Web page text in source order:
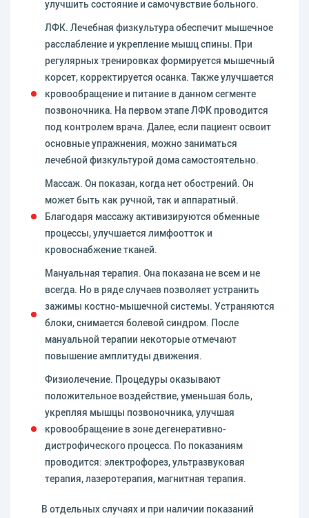
улучшить состояние и самочувствие больного.
ЛФК. Лечебная физкультура обеспечит мышечное
расслабление и укрепление мышц спины. При
регулярных тренировках формируется мышечный
корсет, корректируется осанка. Также улучшается
кровообращение и питание в данном сегменте
позвоночника. На первом этапе ЛФК проводится
под контролем врача. Далее, если пациент освоит
основные упражнения, можно заниматься
лечебной физкультурой дома самостоятельно.
Массаж. Он показан, когда нет обострений. Он
может быть как ручной, так и аппаратный.
Благодаря массажу активизируются обменные
процессы, улучшается лимфоотток и
кровоснабжение тканей.
Мануальная терапия. Она показана не всем и не
всегда. Но в ряде случаев позволяет устранить
зажимы костно-мышечной системы. Устраняются
блоки, снимается болевой синдром. После
мануальной терапии некоторые отмечают
повышение амплитуды движения.
Физиолечение. Процедуры оказывают
положительное воздействие, уменьшая боль,
укрепляя мышцы позвоночника, улучшая
кровообращение в зоне дегенеративно-
дистрофического процесса. По показаниям
проводится: электрофорез, ультразвуковая
терапия, лазеротерапия, магнитная терапия.
В отдельных случаях и при наличии показаний